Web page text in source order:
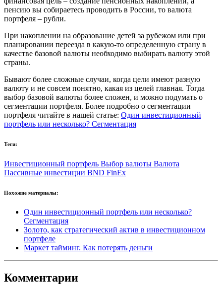
пенсию вы собираетесь проводить в России, то валюта
портфеля – рубли.
При накоплении на образование детей за рубежом или при
планировании переезда в какую-то определенную страну в
качестве базовой валюты необходимо выбирать валюту этой
страны.
Бывают более сложные случаи, когда цели имеют разную
валюту и не совсем понятно, какая из целей главная. Тогда
выбор базовой валюты более сложен, и можно подумать о
сегментации портфеля. Более подробно о сегментации
портфеля читайте в нашей статье: Один инвестиционный
портфель или несколько? Сегментация
Теги:
Инвестиционный портфель Выбор валюты Валюта
Пассивные инвестиции BND FinEx
Похожие материалы:
Один инвестиционный портфель или несколько?
Сегментация
Золото, как стратегический актив в инвестиционном
портфеле
Маркет тайминг. Как потерять деньги
Комментарии